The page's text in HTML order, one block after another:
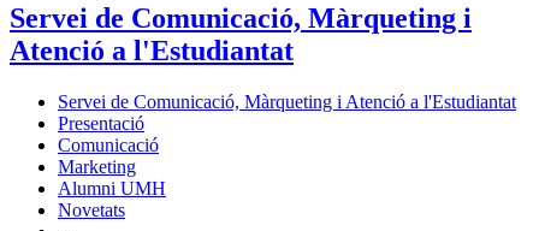
Servei de Comunicació, Màrqueting i
Atenció a l'Estudiantat
Servei de Comunicació, Màrqueting i Atenció a l'Estudiantat
Presentació
Comunicació
Marketing
Alumni UMH
Novetats